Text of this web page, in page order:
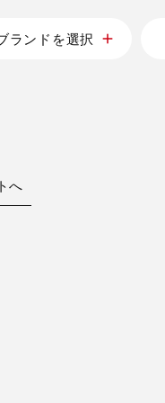
ランドを選択
へ